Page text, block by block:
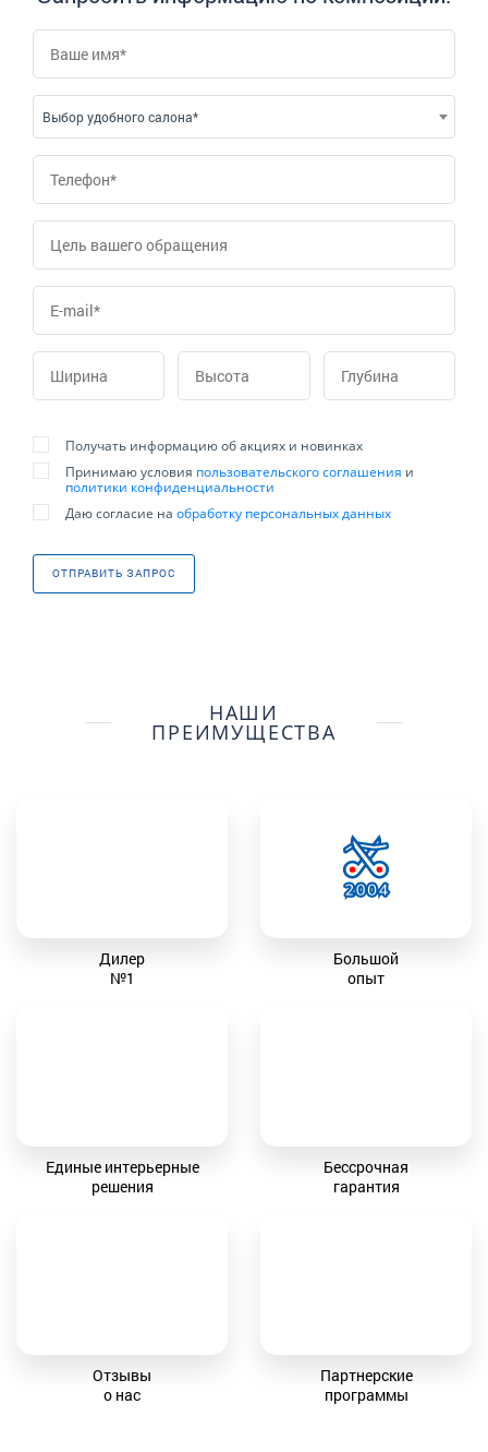
Выбор удобного салона*
ОТПРАВИТЬ ЗАПРОС
Получать информацию об акциях и новинках
Принимаю условия пользовательского соглашения и
политики конфиденциальности
Даю согласие на обработку персональных данных
НАШИ
ПРЕИМУЩЕСТВА
Дилер
№1
Большой
опыт
Единые интерьерные
решения
Бессрочная
гарантия
Отзывы
о нас
Партнерские
программы